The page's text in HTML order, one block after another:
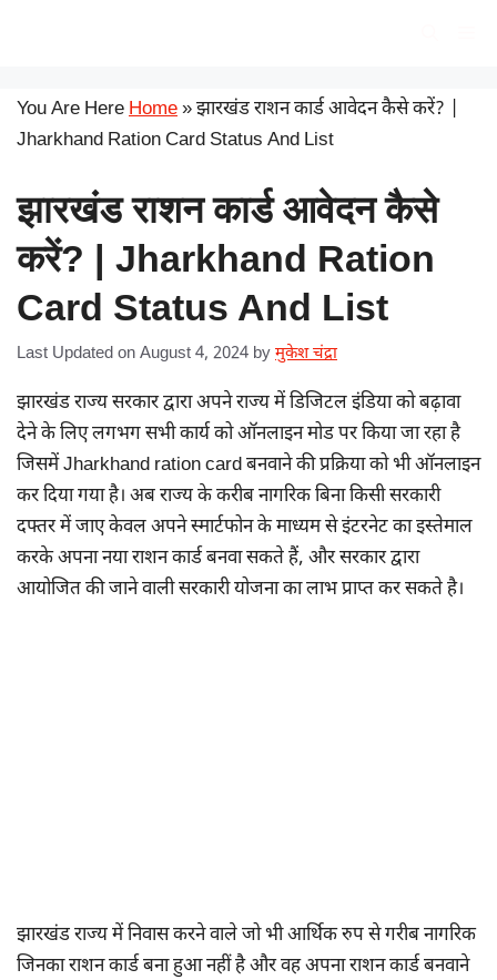
You Are HereHome»झारखंड राशन कार्ड आवेदन कैसे करें? |
Jharkhand Ration Card Status And List
झारखंड राशन कार्ड आवेदन कैसे
करें? | Jharkhand Ration
Card Status And List
Last Updated on August 4, 2024 by मुकेश चंद्रा
झारखंड राज्य सरकार द्वारा अपने राज्य में डिजिटल इंडिया को बढ़ावा
देने के लिए लगभग सभी कार्य को ऑनलाइन मोड पर किया जा रहा है
जिसमें Jharkhand ration card बनवाने की प्रक्रिया को भी ऑनलाइन
कर दिया गया है। अब राज्य के करीब नागरिक बिना किसी सरकारी
दफ्तर में जाए केवल अपने स्मार्टफोन के माध्यम से इंटरनेट का इस्तेमाल
करके अपना नया राशन कार्ड बनवा सकते हैं, और सरकार द्वारा
आयोजित की जाने वाली सरकारी योजना का लाभ प्राप्त कर सकते है।
झारखंड राज्य में निवास करने वाले जो भी आर्थिक रुप से गरीब नागरिक
जिनका राशन कार्ड बना हुआ नहीं है और वह अपना राशन कार्ड बनवाने